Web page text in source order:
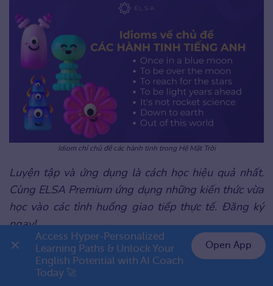
Idiom chỉ chủ đề các hành tinh trong Hệ Mặt Trời
Luyện tập và ứng dụng là cách học hiệu quả nhất.
Cùng ELSA Premium ứng dụng những kiến thức vừa
học vào các tình huống giao tiếp thực tế. Đăng ký
ngay!
👉 Premium 1 năm chỉ 799K
Access Hyper-Personalized
Learning Paths & Unlock Your
English Potential with AI Coach
Today 🚀
Open App